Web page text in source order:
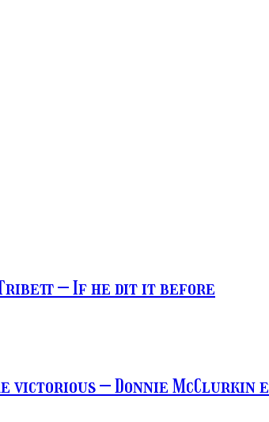
Tribett – If he dit it before
victorious – Donnie